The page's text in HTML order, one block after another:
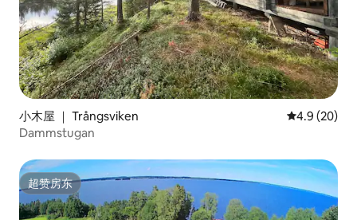
小木屋 ｜ Trångsviken 平均评分
4.9 (20)
Dammstugan
超赞房东
超赞房东